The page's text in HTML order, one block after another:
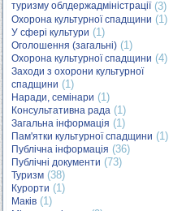
туризму облдержадміністрації(3)
Охорона культурної спадщини (1)
У сфері культури (1)
Оголошення (загальні) (1)
Охорона культурної спадщини (4)
Заходи з охорони культурної
спадщини (1)
Наради, семінари (1)
Консультативна рада (1)
Загальна інформація (1)
Пам'ятки культурної спадщини (1)
Публічна інформація (36)
Публічні документи (73)
Туризм (38)
Курорти (1)
Маків (1)